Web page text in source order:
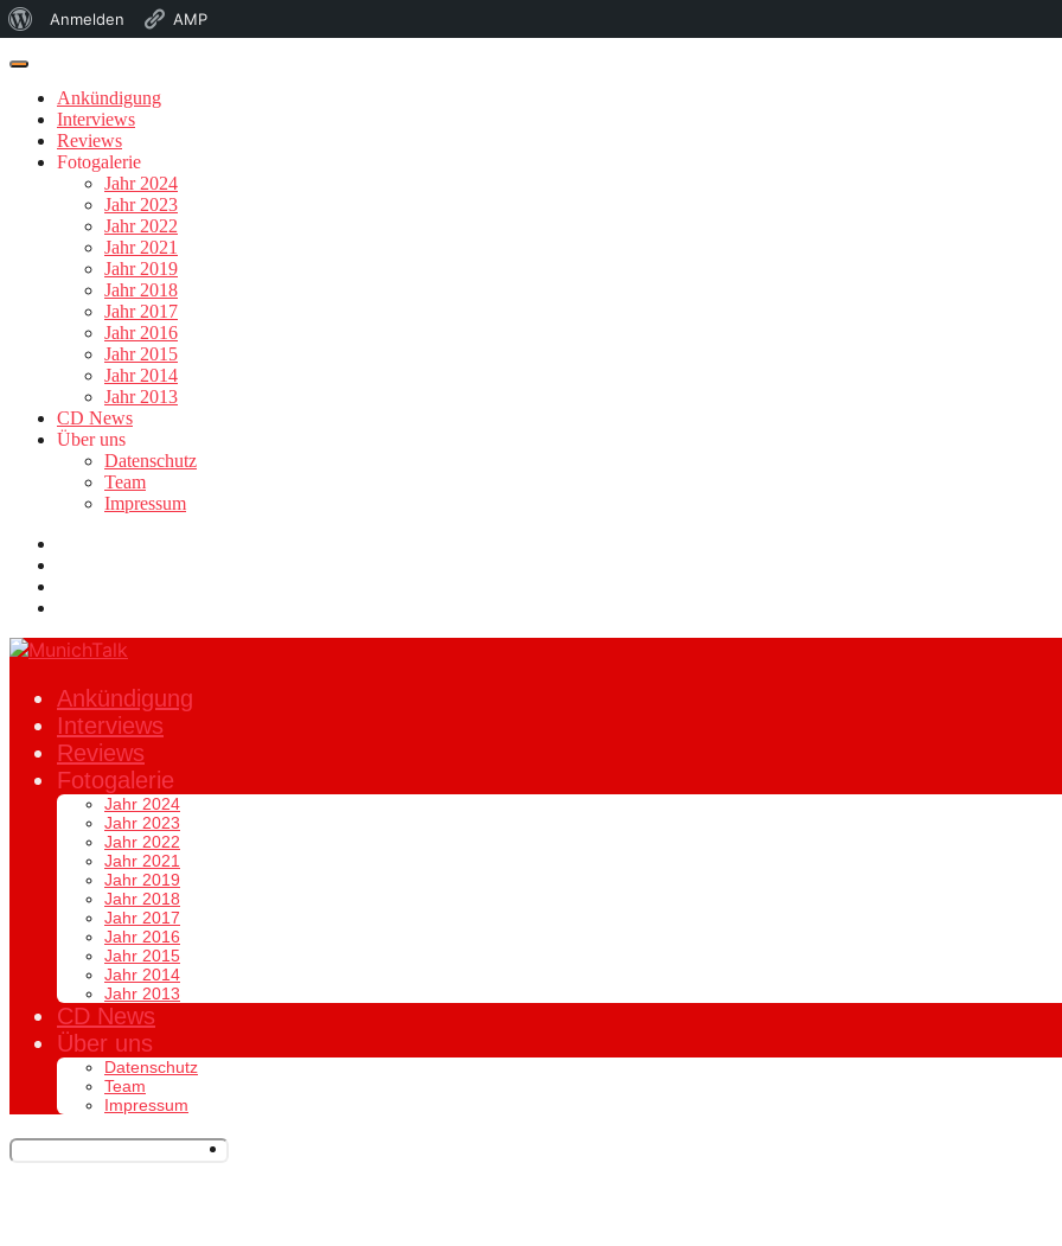
Über
Anmelden AMP
Ankündigung
Interviews
Reviews
Fotogalerie
Jahr 2024
Jahr 2023
Jahr 2022
Jahr 2021
Jahr 2019
Jahr 2018
Jahr 2017
Jahr 2016
Jahr 2015
Jahr 2014
Jahr 2013
CD News
Über uns
Datenschutz
Team
Impressum
Ankündigung
Interviews
Reviews
Fotogalerie
Jahr 2024
Jahr 2023
Jahr 2022
Jahr 2021
Jahr 2019
Jahr 2018
Jahr 2017
Jahr 2016
Jahr 2015
Jahr 2014
Jahr 2013
CD News
Über uns
Datenschutz
Team
Impressum